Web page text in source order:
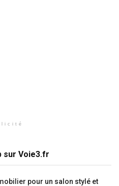
sur Voie3.fr
pour un salon stylé et